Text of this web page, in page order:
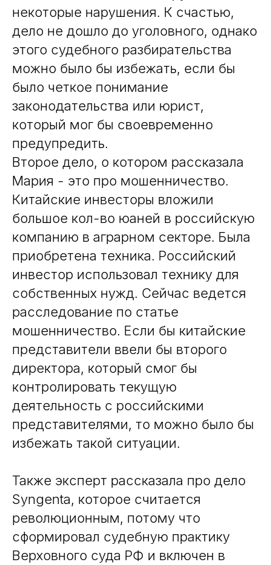
некоторые нарушения. К счастью,
дело не дошло до уголовного, однако
этого судебного разбирательства
можно было бы избежать, если бы
было четкое понимание
законодательства или юрист,
который мог бы своевременно
предупредить.
Второе дело, о котором рассказала
Мария - это про мошенничество.
Китайские инвесторы вложили
большое кол-во юаней в российскую
компанию в аграрном секторе. Была
приобретена техника. Российский
инвестор использовал технику для
собственных нужд. Сейчас ведется
расследование по статье
мошенничество. Если бы китайские
представители ввели бы второго
директора, который смог бы
контролировать текущую
деятельность с российскими
представителями, то можно было бы
избежать такой ситуации.
Также эксперт рассказала про дело
Syngenta, которое считается
революционным, потому что
сформировал судебную практику
Верховного суда РФ и включен в